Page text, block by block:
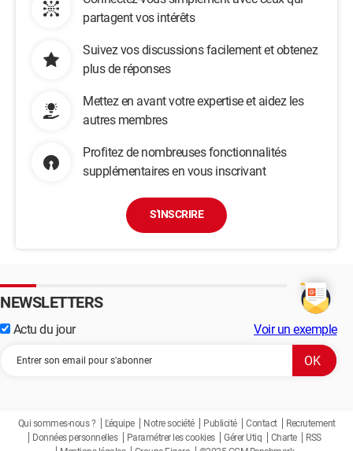
partagent vos intérêts
Suivez vos discussions facilement et obtenez
plus de réponses
Mettez en avant votre expertise et aidez les
autres membres
Profitez de nombreuses fonctionnalités
supplémentaires en vous inscrivant
S'INSCRIRE
NEWSLETTERS
Actu du jour Voir un exemple
Qui sommes-nous ? L'équipe Notre société Publicité Contact
Recrutement
Données personnelles
Paramétrer les cookies Gérer Utiq Charte
RSS